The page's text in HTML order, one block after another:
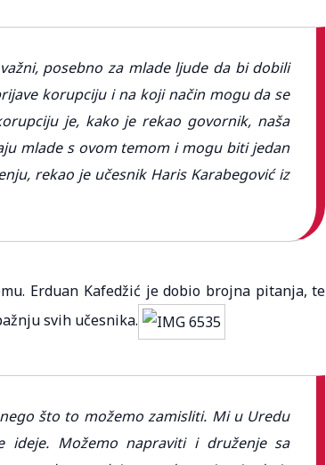
posebno za mlade ljude da bi dobili
korupciju i na koji način mogu da se
je, kako je rekao govornik, naša
mlade s ovom temom i mogu biti jedan
rekao je učesnik Haris Karabegović iz
Erduan Kafedžić je dobio brojna pitanja, te
svih učesnika.
što to možemo zamisliti. Mi u Uredu
ideje. Možemo napraviti i druženje sa